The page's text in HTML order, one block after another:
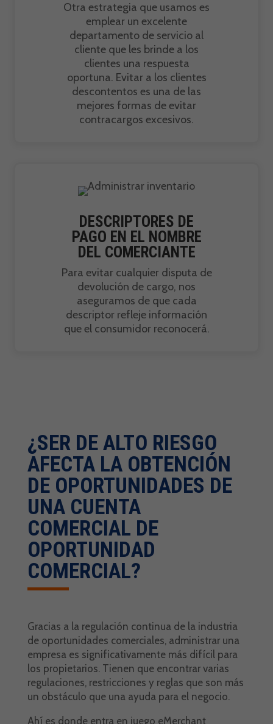
Otra estrategia que usamos es
emplear un excelente
departamento de servicio al
cliente que les brinde a los
clientes una respuesta
oportuna. Evitar a los clientes
descontentos es una de las
mejores formas de evitar
contracargos excesivos.
DESCRIPTORES DE
PAGO EN EL NOMBRE
DEL COMERCIANTE
Para evitar cualquier disputa de
devolución de cargo, nos
aseguramos de que cada
descriptor refleje información
que el consumidor reconocerá.
¿SER DE ALTO RIESGO
AFECTA LA OBTENCIÓN
DE OPORTUNIDADES DE
UNA CUENTA
COMERCIAL DE
OPORTUNIDAD
COMERCIAL?
Gracias a la regulación continua de la industria
de oportunidades comerciales, administrar una
empresa es significativamente más difícil para
los propietarios. Tienen que encontrar varias
regulaciones, restricciones y reglas que son más
un obstáculo que una ayuda para el negocio.
Ahí es donde entra en juego eMerchant